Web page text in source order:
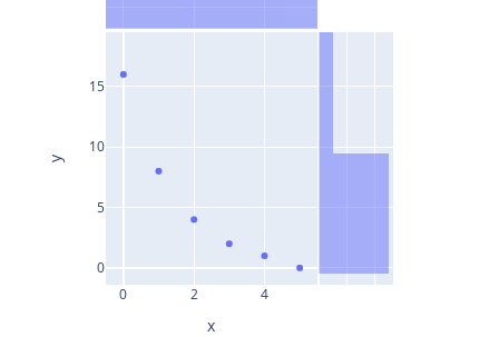
0 2 4
0
5
10
15
x
y